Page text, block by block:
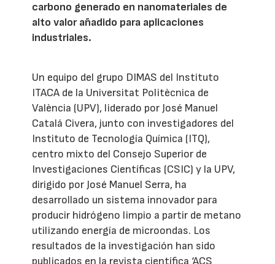
carbono generado en nanomateriales de
alto valor añadido para aplicaciones
industriales.
Un equipo del grupo DIMAS del Instituto
ITACA de la Universitat Politècnica de
València (UPV), liderado por José Manuel
Catalá Civera, junto con investigadores del
Instituto de Tecnología Química (ITQ),
centro mixto del Consejo Superior de
Investigaciones Científicas (CSIC) y la UPV,
dirigido por José Manuel Serra, ha
desarrollado un sistema innovador para
producir hidrógeno limpio a partir de metano
utilizando energía de microondas. Los
resultados de la investigación han sido